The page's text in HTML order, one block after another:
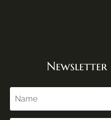
Newsletter